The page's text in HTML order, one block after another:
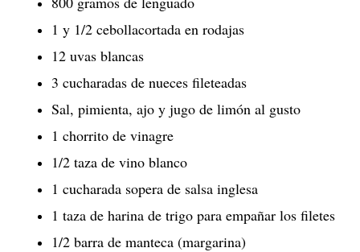
1 y 1/2 cebollacortada en rodajas
12 uvas blancas
3 cucharadas de nueces fileteadas
Sal, pimienta, ajo y jugo de limón al gusto
1 chorrito de vinagre
1/2 taza de vino blanco
1 cucharada sopera de salsa inglesa
1 taza de harina de trigo para empañar los filetes
1/2 barra de manteca (margarina)